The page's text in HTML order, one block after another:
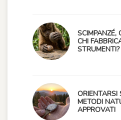
SCIMPANZÉ,
CHI
STRUMENTI?
METODI
APPROVATI